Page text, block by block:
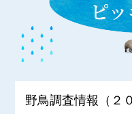
野鳥調査情報（２